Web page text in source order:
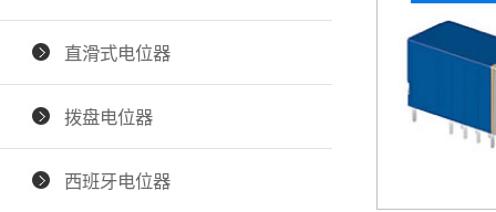
直滑式电位器
拨盘电位器
西班牙电位器